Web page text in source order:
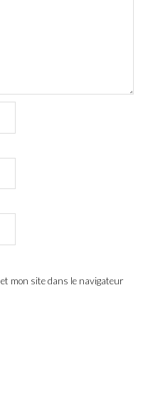
mon site dans le navigateur